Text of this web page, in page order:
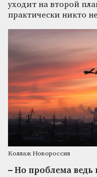
уходит на второй
практически никто
Коллаж Новороссия
– Но проблема ведь